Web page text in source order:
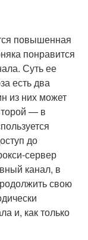
повышенная
понравится
Суть ее
есть два
из них может
— в
до
сервер
канал, в
свою
и, как только